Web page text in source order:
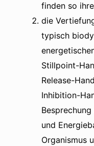
finden so
die
typisch
Stillpoint-
Release-
Inhibition-
und
Organismus